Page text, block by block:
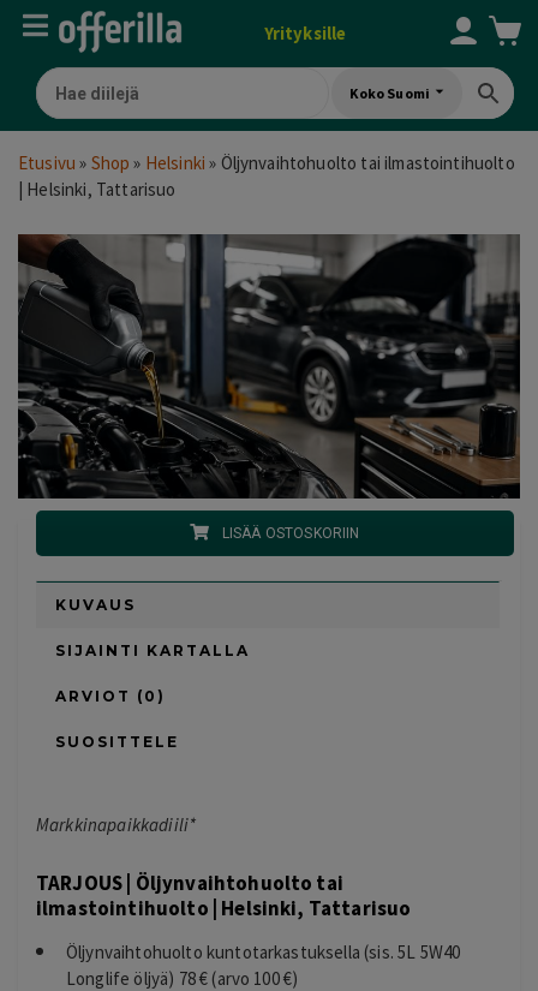
Yrityksille
Koko Suomi
Etusivu » Shop » Helsinki » Öljynvaihtohuolto tai ilmastointihuolto
| Helsinki, Tattarisuo
LISÄÄ OSTOSKORIIN
KUVAUS
SIJAINTI KARTALLA
ARVIOT (0)
SUOSITTELE
Markkinapaikkadiili*
TARJOUS | Öljynvaihtohuolto tai
ilmastointihuolto | Helsinki, Tattarisuo
Öljynvaihtohuolto kuntotarkastuksella (sis. 5L 5W40
Longlife öljyä) 78 € (arvo 100 €)